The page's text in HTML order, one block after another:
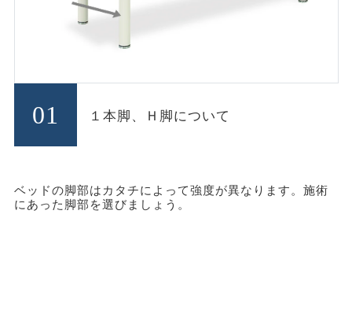
01 １本脚、Ｈ脚について
ベッドの脚部はカタチによって強度が異なります。施術
にあった脚部を選びましょう。